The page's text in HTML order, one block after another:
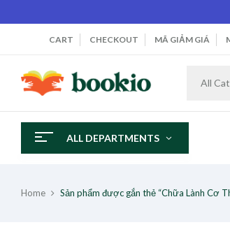
CART CHECKOUT MÃ GIẢM GIÁ
All
ALL DEPARTMENTS
Home Sản phẩm được gắn thẻ “Chữa Lành Cơ